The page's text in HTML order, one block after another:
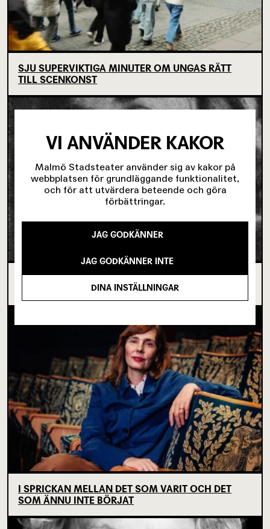
SJU SUPERVIKTIGA MINUTER OM UNGAS RÄTT
TILL SCENKONST
OM TOVE DITLEVSEN OCH
KÖPENHAMNSTRILOGIN
I SPRICKAN MELLAN DET SOM VARIT OCH DET
SOM ÄNNU INTE BÖRJAT
VI ANVÄNDER KAKOR
Malmö Stadsteater använder sig av kakor på
webbplatsen för grundläggande funktionalitet,
och för att utvärdera beteende och göra
förbättringar.
JAG GODKÄNNER
JAG GODKÄNNER INTE
DINA INSTÄLLNINGAR